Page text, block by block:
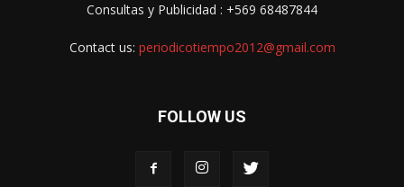
Consultas y Publicidad : +569 68487844
Contact us: periodicotiempo2012@gmail.com
FOLLOW US